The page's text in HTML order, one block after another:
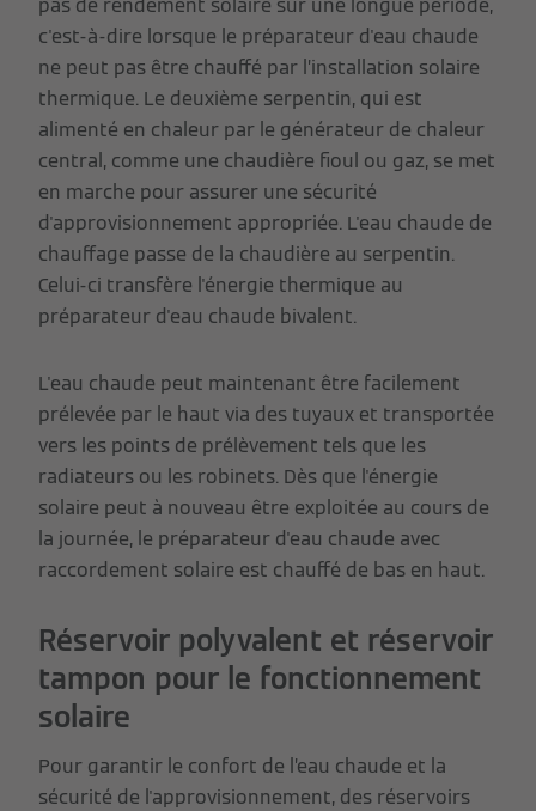
pas de rendement solaire sur une longue période,
c'est-à-dire lorsque le préparateur d'eau chaude
ne peut pas être chauffé par l’installation solaire
thermique. Le deuxième serpentin, qui est
alimenté en chaleur par le générateur de chaleur
central, comme une chaudière fioul ou gaz, se met
en marche pour assurer une sécurité
d'approvisionnement appropriée. L'eau chaude de
chauffage passe de la chaudière au serpentin.
Celui-ci transfère l'énergie thermique au
préparateur d'eau chaude bivalent.
L'eau chaude peut maintenant être facilement
prélevée par le haut via des tuyaux et transportée
vers les points de prélèvement tels que les
radiateurs ou les robinets. Dès que l'énergie
solaire peut à nouveau être exploitée au cours de
la journée, le préparateur d'eau chaude avec
raccordement solaire est chauffé de bas en haut.
Réservoir polyvalent et réservoir
tampon pour le fonctionnement
solaire
Pour garantir le confort de l’eau chaude et la
sécurité de l'approvisionnement, des réservoirs